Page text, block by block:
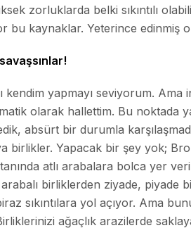
zorluklarda belki sıkıntılı
bu kaynaklar. Yeterince edinmiş
kendim yapmayı seviyorum.
olarak hallettim. Bu noktada
absürt bir durumla
birlikler. Yapacak bir şey yok;
atlı arabalara bolca yer
birliklerden ziyade, piyade
sıkıntılara yol açıyor. Ama
ağaçlık arazilerde